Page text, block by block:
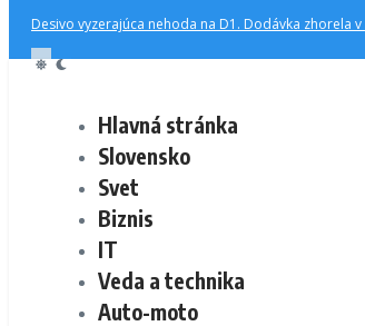
Desivo vyzerajúca nehoda na D1. Dodávka zhorela
Hlavná stránka
Slovensko
Svet
Biznis
IT
Veda a technika
Auto-moto